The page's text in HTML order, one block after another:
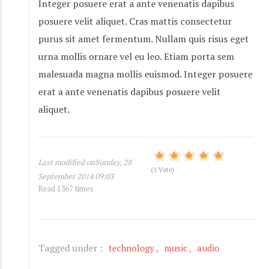
Integer posuere erat a ante venenatis dapibus
posuere velit aliquet. Cras mattis consectetur
purus sit amet fermentum. Nullam quis risus eget
urna mollis ornare vel eu leo. Etiam porta sem
malesuada magna mollis euismod. Integer posuere
erat a ante venenatis dapibus posuere velit
aliquet.
Last modified onSunday, 28
September 2014 09:03
(1 Vote)
Read 1367 times
Tagged under : technology music audio